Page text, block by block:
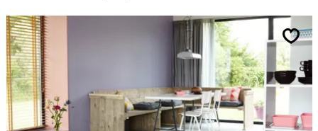
n
e
c
o
l
o
d
g
e